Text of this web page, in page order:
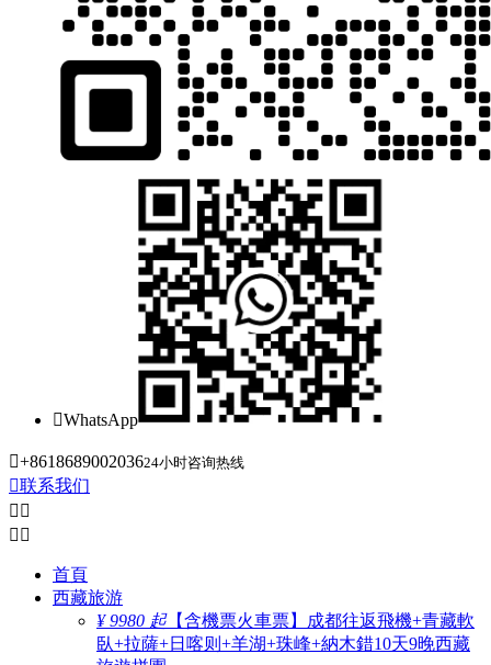
WhatsApp
+861868900203624小时咨询热线
联系我们
 
 
首頁
西藏旅游
¥ 9980 起【含機票火車票】成都往返飛機+青藏軟
臥+拉薩+日喀则+羊湖+珠峰+納木錯10天9晚西藏